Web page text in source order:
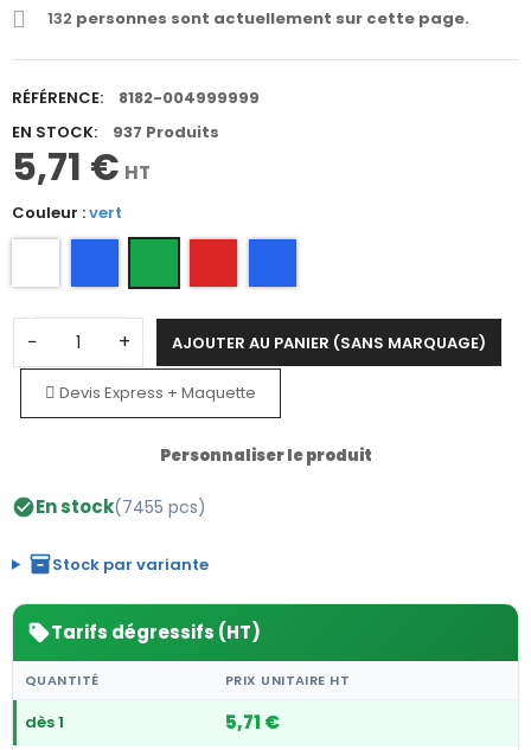
132 personnes sont actuellement sur cette page.
RÉFÉRENCE:
8182-004999999
EN STOCK:
937 Produits
5,71 € HT
Couleur :vert
− + AJOUTER AU PANIER (SANS MARQUAGE)
Devis Express + Maquette
Personnaliser le produit
check_circleEn stock(7455 pcs)
inventory_2Stock par variante
sellTarifs dégressifs (HT)
QUANTITÉ PRIX UNITAIRE HT
dès 1 5,71 €